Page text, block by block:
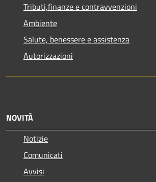
Tributi,finanze e contravvenzioni
Ambiente
Salute, benessere e assistenza
Autorizzazioni
NOVITÀ
Notizie
Comunicati
Avvisi